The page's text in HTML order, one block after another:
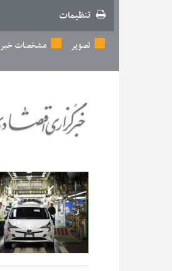
تنظیمات
تصویر
مشخصات خبر